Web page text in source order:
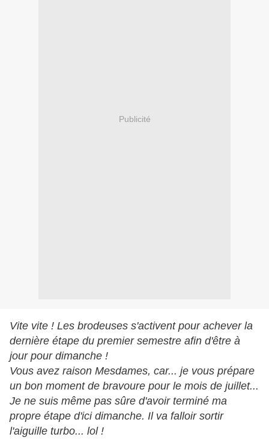
Publicité
Vite vite ! Les brodeuses s'activent pour achever la
dernière étape du premier semestre afin d'être à
jour pour dimanche !
Vous avez raison Mesdames, car... je vous prépare
un bon moment de bravoure pour le mois de juillet...
Je ne suis même pas sûre d'avoir terminé ma
propre étape d'ici dimanche. Il va falloir sortir
l'aiguille turbo... lol !